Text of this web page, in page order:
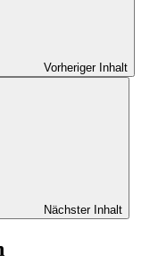
Vorheriger Inhalt
Nächster Inhalt